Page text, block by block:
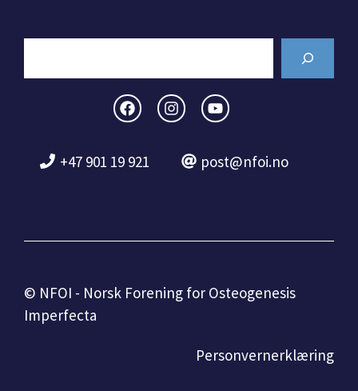
+47 901 19 921 post@nfoi.no
© NFOI - Norsk Forening for Osteogenesis
Imperfecta
Personvernerklæring